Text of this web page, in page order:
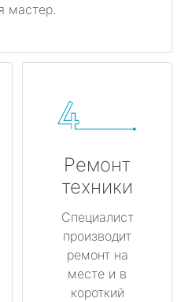
мастер.
Ремонт
техники
Специалист
производит
ремонт на
месте и в
короткий